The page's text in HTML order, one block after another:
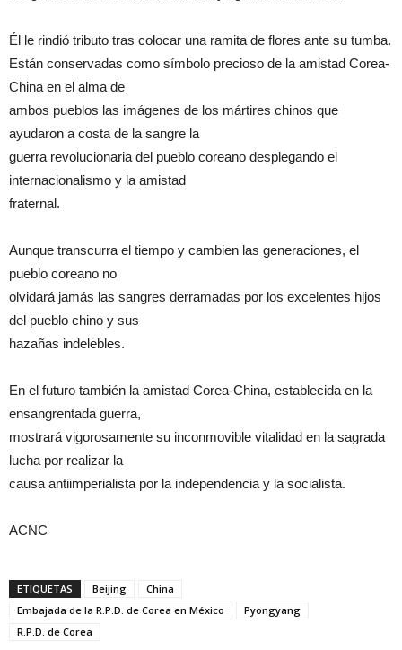
Él le rindió tributo tras colocar una ramita de flores ante su tumba.
Están conservadas como símbolo precioso de la amistad Corea-
China en el alma de
ambos pueblos las imágenes de los mártires chinos que
ayudaron a costa de la sangre la
guerra revolucionaria del pueblo coreano desplegando el
internacionalismo y la amistad
fraternal.
Aunque transcurra el tiempo y cambien las generaciones, el
pueblo coreano no
olvidará jamás las sangres derramadas por los excelentes hijos
del pueblo chino y sus
hazañas indelebles.
En el futuro también la amistad Corea-China, establecida en la
ensangrentada guerra,
mostrará vigorosamente su inconmovible vitalidad en la sagrada
lucha por realizar la
causa antiimperialista por la independencia y la socialista.
ACNC
ETIQUETAS Beijing
China
Embajada de la R.P.D. de Corea en México
Pyongyang
R.P.D. de Corea